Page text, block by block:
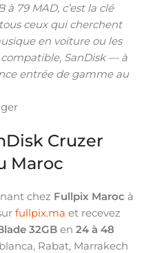
à 79 MAD, c’est la clé
ceux qui cherchent
en voiture ou les
SanDisk — à
entrée de gamme au
Cruzer
Maroc
chez Fullpix Maroc à
fullpix.ma et recevez
32GB en 24 à 48
Rabat, Marrakech